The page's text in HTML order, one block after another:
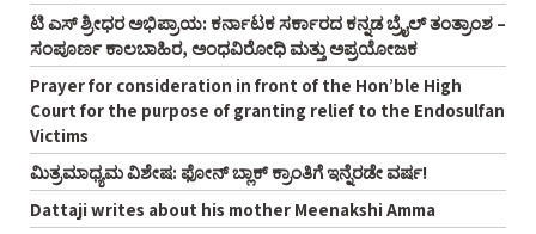
ಟಿ ಎಸ್‌ ಶ್ರೀಧರ ಅಭಿಪ್ರಾಯ: ಕರ್ನಾಟಕ ಸರ್ಕಾರದ ಕನ್ನಡ ಬ್ರೈಲ್‌ ತಂತ್ರಾಂಶ –
ಸಂಪೂರ್ಣ ಕಾಲಬಾಹಿರ, ಅಂಧವಿರೋಧಿ ಮತ್ತು ಅಪ್ರಯೋಜಕ
Prayer for consideration in front of the Hon’ble High
Court for the purpose of granting relief to the Endosulfan
Victims
ಮಿತ್ರಮಾಧ್ಯಮ ವಿಶೇಷ: ಫೋನ್‌ ಬ್ಲಾಕ್‌ ಕ್ರಾಂತಿಗೆ ಇನ್ನೆರಡೇ ವರ್ಷ!
Dattaji writes about his mother Meenakshi Amma